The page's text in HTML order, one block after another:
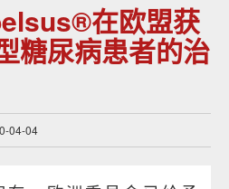
在欧盟获
糖尿病患者的治
04-04